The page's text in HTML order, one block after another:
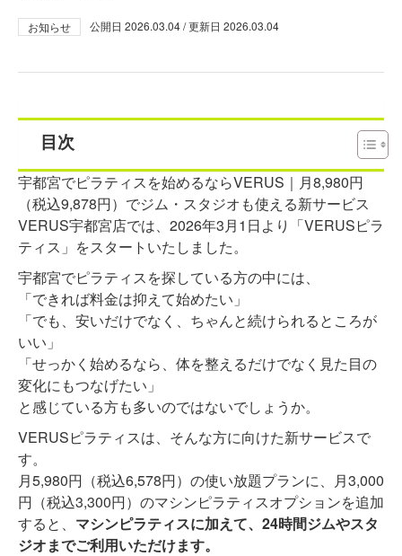
お知らせ 公開日 2026.03.04/ 更新日 2026.03.04
目次
宇都宮でピラティスを始めるならVERUS｜月8,980円
（税込9,878円）でジム・スタジオも使える新サービス
VERUS宇都宮店では、2026年3月1日より「VERUSピラ
ティス」をスタートいたしました。
宇都宮でピラティスを探している方の中には、
「できれば料金は抑えて始めたい」
「でも、安いだけでなく、ちゃんと続けられるところが
いい」
「せっかく始めるなら、体を整えるだけでなく見た目の
変化にもつなげたい」
と感じている方も多いのではないでしょうか。
VERUSピラティスは、そんな方に向けた新サービスで
す。
月5,980円（税込6,578円）の使い放題プランに、月3,000
円（税込3,300円）のマシンピラティスオプションを追加
すると、 マシンピラティスに加えて、24時間ジムやスタ
ジオまでご利用いただけます。